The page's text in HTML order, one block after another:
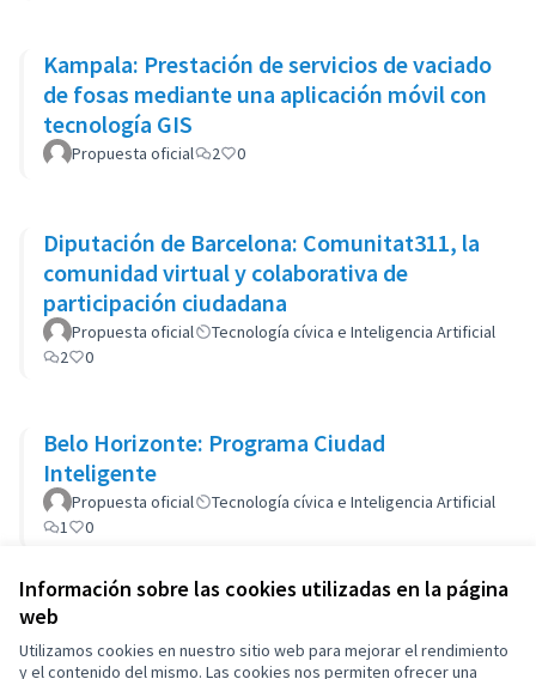
Información sobre las cookies utilizadas en la página
web
Utilizamos cookies en nuestro sitio web para mejorar el rendimiento
y el contenido del mismo. Las cookies nos permiten ofrecer una
Kampala: Prestación de servicios de vaciado
de fosas mediante una aplicación móvil con
tecnología GIS
Propuesta oficial 2 0
Diputación de Barcelona: Comunitat311, la
comunidad virtual y colaborativa de
participación ciudadana
Propuesta oficial
Tecnología cívica e Inteligencia Artificial
2
0
Belo Horizonte: Programa Ciudad
Inteligente
Propuesta oficial
Tecnología cívica e Inteligencia Artificial
1
0
Términos y condiciones de uso
Configuración de cookies
OIDP en XOIDP en Facebook
OIDP en YouTube